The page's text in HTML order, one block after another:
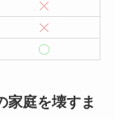
家庭を壊すま